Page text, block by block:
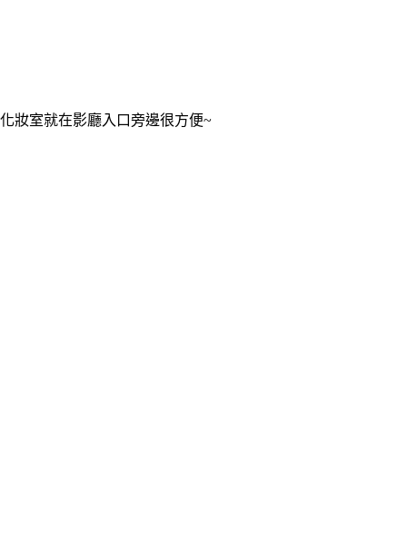
化妝室就在影廳入口旁邊很方便~